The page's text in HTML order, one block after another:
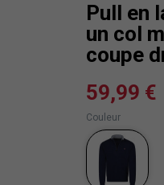
Pull en
un col
coupe
59,99 €
Couleur